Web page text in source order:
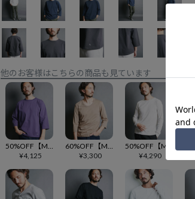
他のお客様はこちらの商品も見ています
50%OFF【Magine(マージン)】BD CTN EMBROIDERY C-N TEE 3-4 SL 7分袖カットソー(2512-010)
¥4,125
60%OFF【Magine(マージン)】 SUPIMA CTN BASIC U-N 3-4 SL 7分袖カットソー(2512-013)
¥3,300
¥4,290